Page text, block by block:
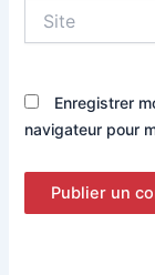
Enregistrer
navigateur pour